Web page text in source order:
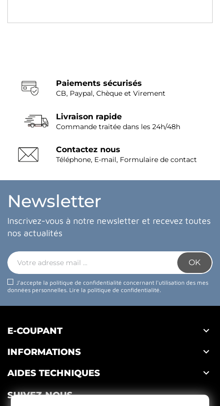
Paiements sécurisés
CB, Paypal, Chèque et Virement
Livraison rapide
Commande traitée dans les 24h/48h
Contactez nous
Téléphone, E-mail, Formulaire de contact
Newsletter
Inscrivez-vous à notre newsletter et recevez toutes
nos actualités
J'accepte la politique de confidentialité concernant l'utilisation des mes
données personnelles. Lire la politique de confidentialité.
E-COUPANT 
INFORMATIONS 
AIDES TECHNIQUES 
SUIVEZ-NOUS